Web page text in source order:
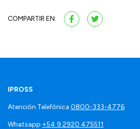
COMPARTIR EN:
IPROSS
Atención Telefónica 0800-333-4776
Whatsapp +54 9 2920 475511